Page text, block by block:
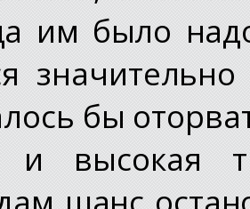
им было
бы
и высокая